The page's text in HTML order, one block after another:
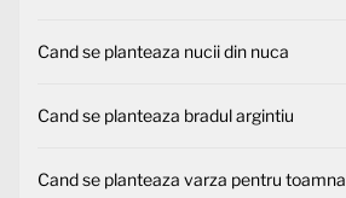
Cand se planteaza nucii din nuca
Cand se planteaza bradul argintiu
Cand se planteaza varza pentru toamna